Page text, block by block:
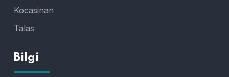
Kocasinan
Talas
Bilgi